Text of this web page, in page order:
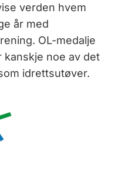
verden hvem
år med
OL-medalje
kanskje noe av det
idrettsutøver.